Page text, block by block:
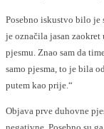
Posebno iskustvo bilo je
je označila jasan
pjesmu. Znao sam da
samo pjesma, to je bila
putem kao prije.“
Objava prve duhovne